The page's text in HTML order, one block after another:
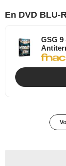
En DVD BLU-
GSG 9